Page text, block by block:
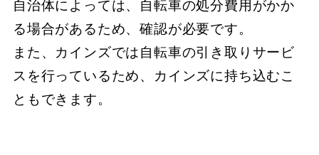
​自治体によっては、​自転車の処分費用がかか
る場合があるため、​確認が必要です。
​また、​カインズでは自転車の引き取りサービ
スを行っているため、​カインズに持ち込むこ
ともできます。​